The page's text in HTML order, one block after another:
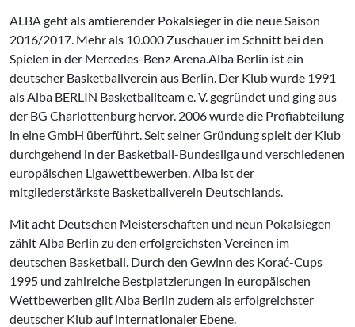
ALBA geht als amtierender Pokalsieger in die neue Saison
2016/2017. Mehr als 10.000 Zuschauer im Schnitt bei den
Spielen in der Mercedes-Benz Arena.Alba Berlin ist ein
deutscher Basketballverein aus Berlin. Der Klub wurde 1991
als Alba BERLIN Basketballteam e. V. gegründet und ging aus
der BG Charlottenburg hervor. 2006 wurde die Profiabteilung
in eine GmbH überführt. Seit seiner Gründung spielt der Klub
durchgehend in der Basketball-Bundesliga und verschiedenen
europäischen Ligawettbewerben. Alba ist der
mitgliederstärkste Basketballverein Deutschlands.
Mit acht Deutschen Meisterschaften und neun Pokalsiegen
zählt Alba Berlin zu den erfolgreichsten Vereinen im
deutschen Basketball. Durch den Gewinn des Korać-Cups
1995 und zahlreiche Bestplatzierungen in europäischen
Wettbewerben gilt Alba Berlin zudem als erfolgreichster
deutscher Klub auf internationaler Ebene.